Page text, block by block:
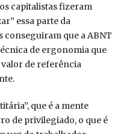
capitalistas fizeram
essa parte da
conseguiram que a ABNT
de ergonomia que
valor de referência
que é a mente
de privilegiado, o que é